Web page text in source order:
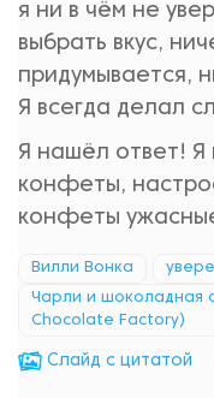
я ни в чём не
выбрать вкус,
придумывается,
Я всегда делал
Я нашёл ответ!
конфеты,
конфеты
Вилли Вонка
Чарли и шоколадная
Chocolate Factory)
Cлайд с цитатой